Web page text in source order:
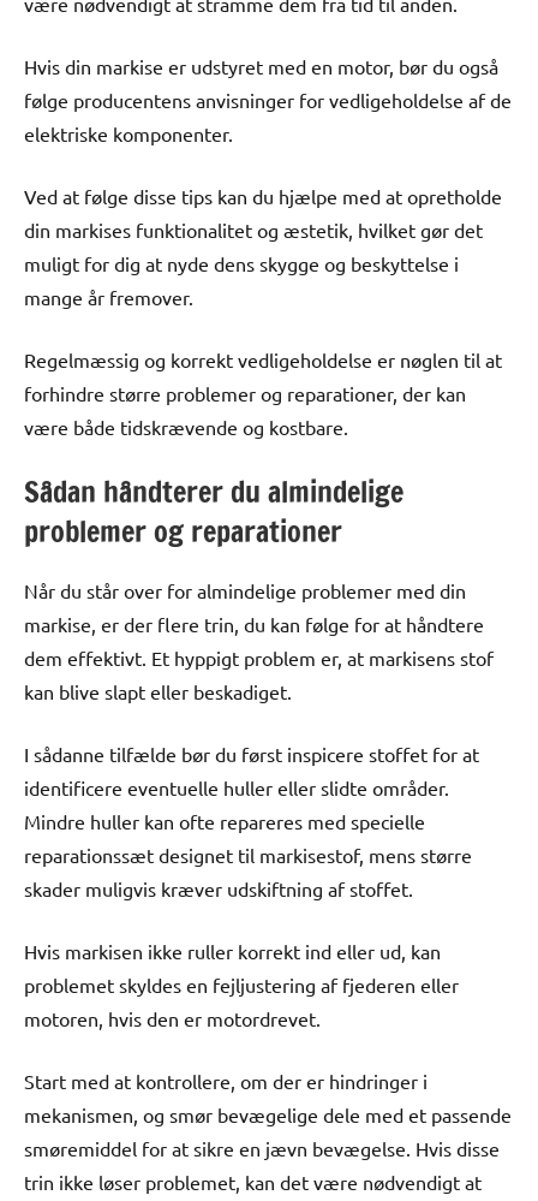
Hvis din markise er udstyret med en motor, bør du også
følge producentens anvisninger for vedligeholdelse af de
elektriske komponenter.
Ved at følge disse tips kan du hjælpe med at opretholde
din markises funktionalitet og æstetik, hvilket gør det
muligt for dig at nyde dens skygge og beskyttelse i
mange år fremover.
Regelmæssig og korrekt vedligeholdelse er nøglen til at
forhindre større problemer og reparationer, der kan
være både tidskrævende og kostbare.
Sådan håndterer du almindelige
problemer og reparationer
Når du står over for almindelige problemer med din
markise, er der flere trin, du kan følge for at håndtere
dem effektivt. Et hyppigt problem er, at markisens stof
kan blive slapt eller beskadiget.
I sådanne tilfælde bør du først inspicere stoffet for at
identificere eventuelle huller eller slidte områder.
Mindre huller kan ofte repareres med specielle
reparationssæt designet til markisestof, mens større
skader muligvis kræver udskiftning af stoffet.
Hvis markisen ikke ruller korrekt ind eller ud, kan
problemet skyldes en fejljustering af fjederen eller
motoren, hvis den er motordrevet.
Start med at kontrollere, om der er hindringer i
mekanismen, og smør bevægelige dele med et passende
smøremiddel for at sikre en jævn bevægelse. Hvis disse
trin ikke løser problemet, kan det være nødvendigt at